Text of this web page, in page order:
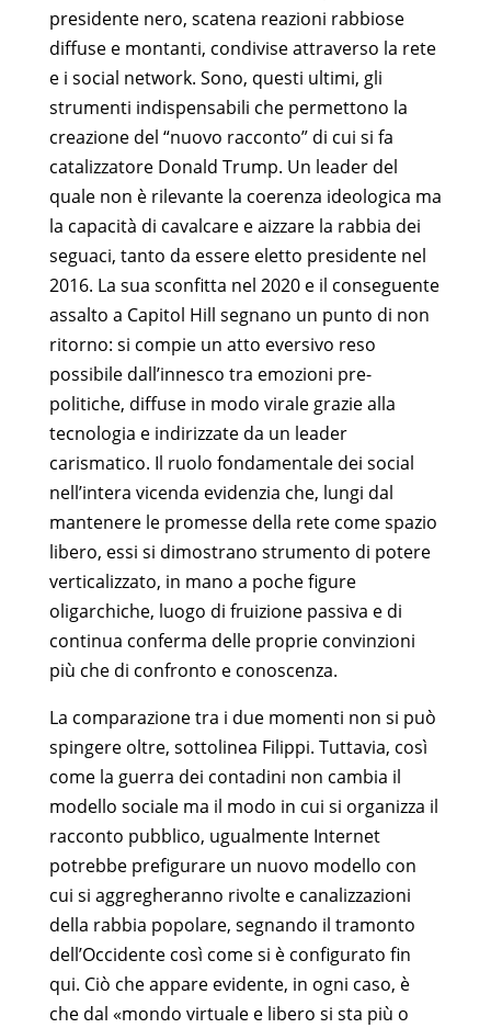
presidente nero, scatena reazioni rabbiose
diffuse e montanti, condivise attraverso la rete
e i social network. Sono, questi ultimi, gli
strumenti indispensabili che permettono la
creazione del “nuovo racconto” di cui si fa
catalizzatore Donald Trump. Un leader del
quale non è rilevante la coerenza ideologica ma
la capacità di cavalcare e aizzare la rabbia dei
seguaci, tanto da essere eletto presidente nel
2016. La sua sconfitta nel 2020 e il conseguente
assalto a Capitol Hill segnano un punto di non
ritorno: si compie un atto eversivo reso
possibile dall’innesco tra emozioni pre-
politiche, diffuse in modo virale grazie alla
tecnologia e indirizzate da un leader
carismatico. Il ruolo fondamentale dei social
nell’intera vicenda evidenzia che, lungi dal
mantenere le promesse della rete come spazio
libero, essi si dimostrano strumento di potere
verticalizzato, in mano a poche figure
oligarchiche, luogo di fruizione passiva e di
continua conferma delle proprie convinzioni
più che di confronto e conoscenza.
La comparazione tra i due momenti non si può
spingere oltre, sottolinea Filippi. Tuttavia, così
come la guerra dei contadini non cambia il
modello sociale ma il modo in cui si organizza il
racconto pubblico, ugualmente Internet
potrebbe prefigurare un nuovo modello con
cui si aggregheranno rivolte e canalizzazioni
della rabbia popolare, segnando il tramonto
dell’Occidente così come si è configurato fin
qui. Ciò che appare evidente, in ogni caso, è
che dal «mondo virtuale e libero si sta più o